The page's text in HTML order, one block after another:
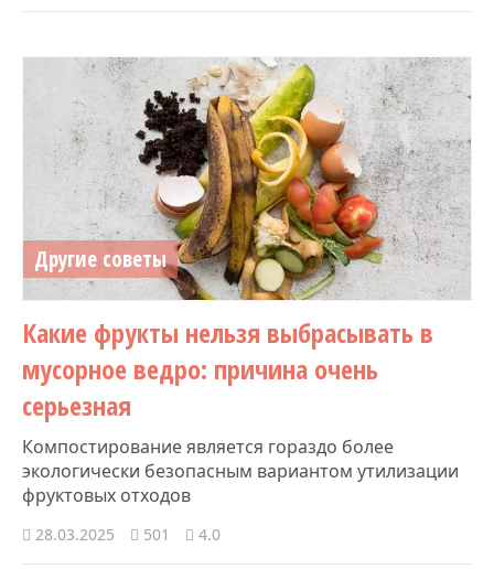
Другие советы
Какие фрукты нельзя выбрасывать в
мусорное ведро: причина очень
серьезная
Компостирование является гораздо более
экологически безопасным вариантом утилизации
фруктовых отходов
28.03.2025 501 4.0